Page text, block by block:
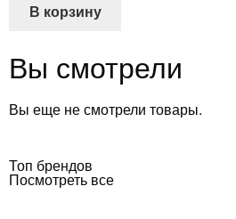
В корзину
Вы смотрели
Вы еще не смотрели товары.
Топ брендов
Посмотреть все